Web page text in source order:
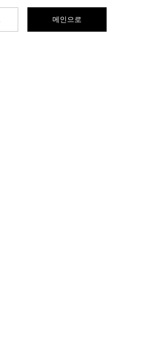
메인으로